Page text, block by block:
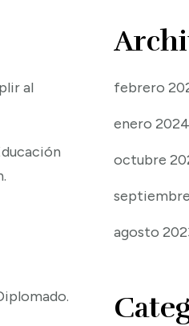
al
febrero
enero 2024
octubre
agosto